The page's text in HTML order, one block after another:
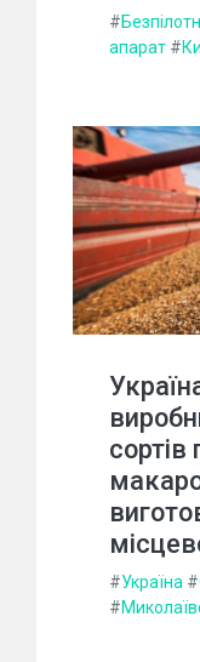
#
апарат #
#Україна #
#